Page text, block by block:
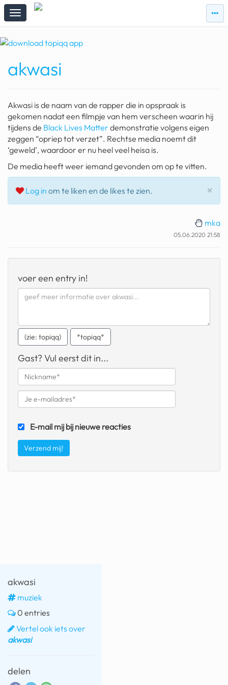
zie
topiqqs
zie
#vandaag
Topiqqs
ark van noach
pokemon kaarten
fomo
21.4 procent btw
deepseek
wibra
blokker
dubai chocolade
ass
chinese automerken
boring phone
bakelse princess taart
dunkin donuts
ryanair
fatbike
chevrolet mohawk
akwasi
Akwasi is de naam van de rapper die in opspraak is
gekomen nadat een filmpje van hem verscheen waarin hij
tijdens de Black Lives Matter demonstratie volgens eigen
zeggen “opriep tot verzet”. Rechtse media noemt dit
‘geweld’, waardoor er nu heel veel heisa is.
De media heeft weer iemand gevonden om op te vitten.
×
Log in om te liken en de likes te zien.
mka
05.06.2020 21:58
voer een entry in!
(zie: topiqq) *topiqq*
Gast? Vul eerst dit in...
E-mail mij bij nieuwe reacties
akwasi
muziek
0 entries
Vertel ook iets over
akwasi
delen